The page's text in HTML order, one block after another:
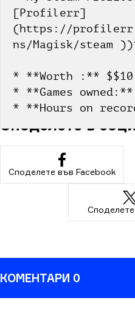
[Profilerr]
(https://
ns/Magisk/steam
* **Worth :**
* **Games
* **Hours on
Споделете в
Споделете във Facebook
КОМЕНТАРИ 0